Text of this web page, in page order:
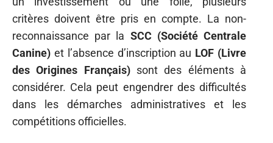
critères doivent être pris en compte. La non-
reconnaissance par la SCC (Société Centrale
Canine) et l’absence d’inscription au LOF (Livre
des Origines Français)sont des éléments à
considérer. Cela peut engendrer des difficultés
dans les démarches administratives et les
compétitions officielles.